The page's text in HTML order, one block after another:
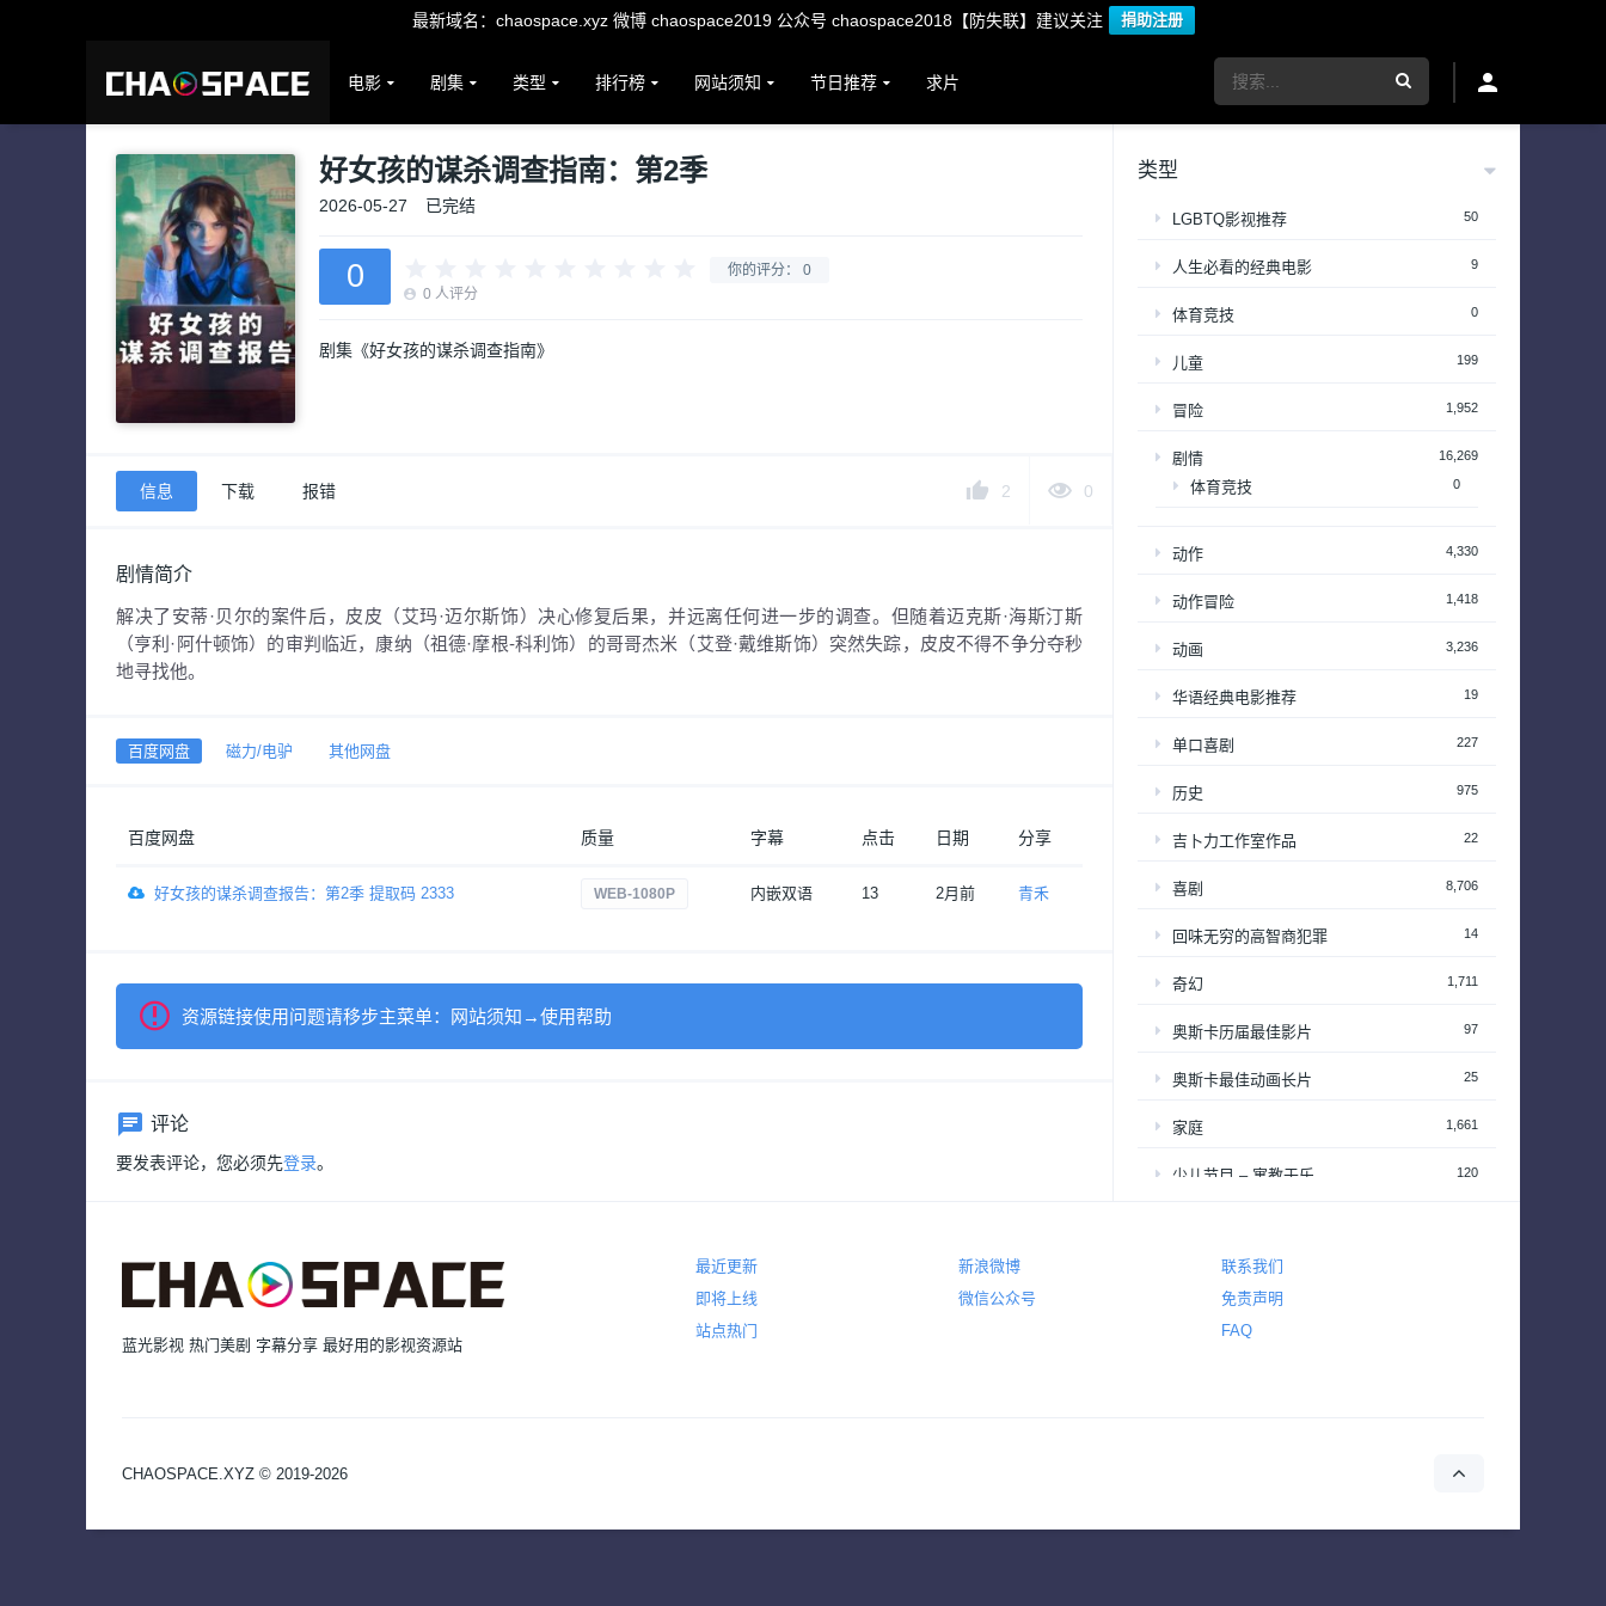
最新域名：chaospace.xyz 微博 chaospace2019 公众号 chaospace2018【防失联】建议关注 捐助注册
电影 剧集 类型 排行榜 网站须知 节日推荐 求片
好女孩的谋杀调查指南：第2季
2026-05-27 已完结
你的评分： 0
0 0 人评分
剧集《好女孩的谋杀调查指南》
2 0
信息 下载 报错
剧情简介
解决了安蒂·贝尔的案件后，皮皮（艾玛·迈尔斯饰）决心修复后果，并远离任何进一步的调查。但随着迈克斯·海斯汀斯
（亨利·阿什顿饰）的审判临近，康纳（祖德·摩根-科利饰）的哥哥杰米（艾登·戴维斯饰）突然失踪，皮皮不得不争分夺秒
地寻找他。
百度网盘 磁力/电驴 其他网盘
百度网盘 质量 字幕 点击 日期 分享
好女孩的谋杀调查报告：第2季 提取码 2333 WEB-1080P 内嵌双语 13 2月前 青禾
资源链接使用问题请移步主菜单：网站须知→使用帮助
评论
要发表评论，您必须先登录。
类型
LGBTQ影视推荐 50
人生必看的经典电影 9
体育竞技 0
儿童 199
冒险 1,952
剧情 16,269
体育竞技 0
动作 4,330
动作冒险 1,418
动画 3,236
华语经典电影推荐 19
单口喜剧 227
历史 975
吉卜力工作室作品 22
喜剧 8,706
回味无穷的高智商犯罪 14
奇幻 1,711
奥斯卡历届最佳影片 97
奥斯卡最佳动画长片 25
家庭 1,661
少儿节目 – 寓教于乐 120
最近更新
即将上线
站点热门
新浪微博
微信公众号
联系我们
免责声明
FAQ
蓝光影视 热门美剧 字幕分享 最好用的影视资源站
CHAOSPACE.XYZ © 2019-2026